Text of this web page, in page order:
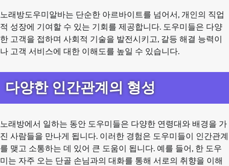
노래방도우미알바는 단순한 아르바이트를 넘어서, 개인의 직업
적 성장에 기여할 수 있는 기회를 제공합니다. 도우미들은 다양
한 고객을 접하며 사회적 기술을 발전시키고, 갈등 해결 능력이
나 고객 서비스에 대한 이해도를 높일 수 있습니다.
다양한 인간관계의 형성
노래방에서 일하는 동안 도우미들은 다양한 연령대와 배경을 가
진 사람들을 만나게 됩니다. 이러한 경험은 도우미들이 인간관계
를 맺고 소통하는 데 있어 큰 도움이 됩니다. 예를 들어, 한 도우
미는 자주 오는 단골 손님과의 대화를 통해 서로의 취향을 이해